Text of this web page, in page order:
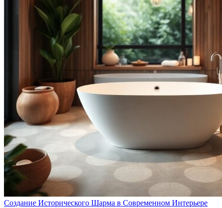
Создание Исторического Шарма в Современном Интерьере